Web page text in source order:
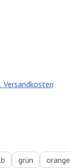
Versandkosten
grün orange